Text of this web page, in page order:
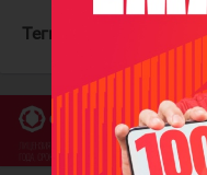
Теги: Чайковски Михал